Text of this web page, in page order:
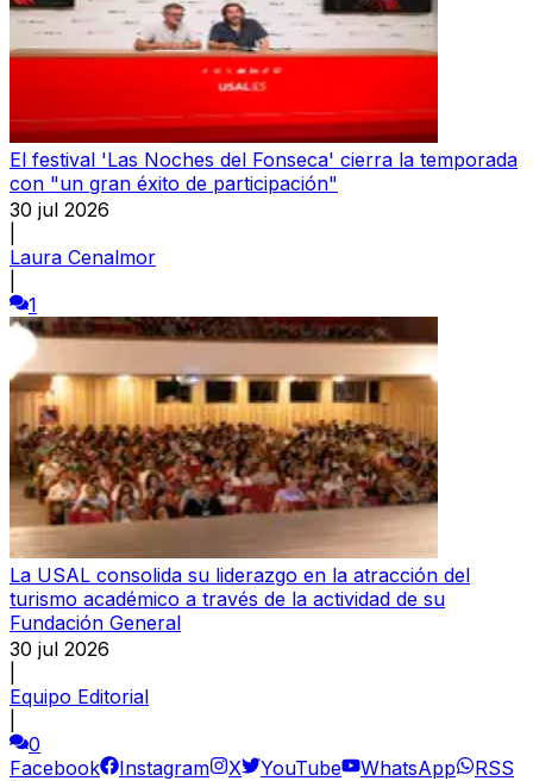
El festival 'Las Noches del Fonseca' cierra la temporada
con "un gran éxito de participación"
30 jul 2026
Laura Cenalmor
1
La USAL consolida su liderazgo en la atracción del
turismo académico a través de la actividad de su
Fundación General
30 jul 2026
Equipo Editorial
0
Facebook
Instagram X YouTube WhatsApp RSS